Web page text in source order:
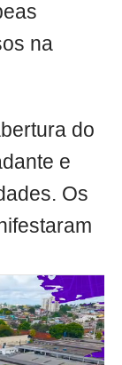
na
do
e
Os